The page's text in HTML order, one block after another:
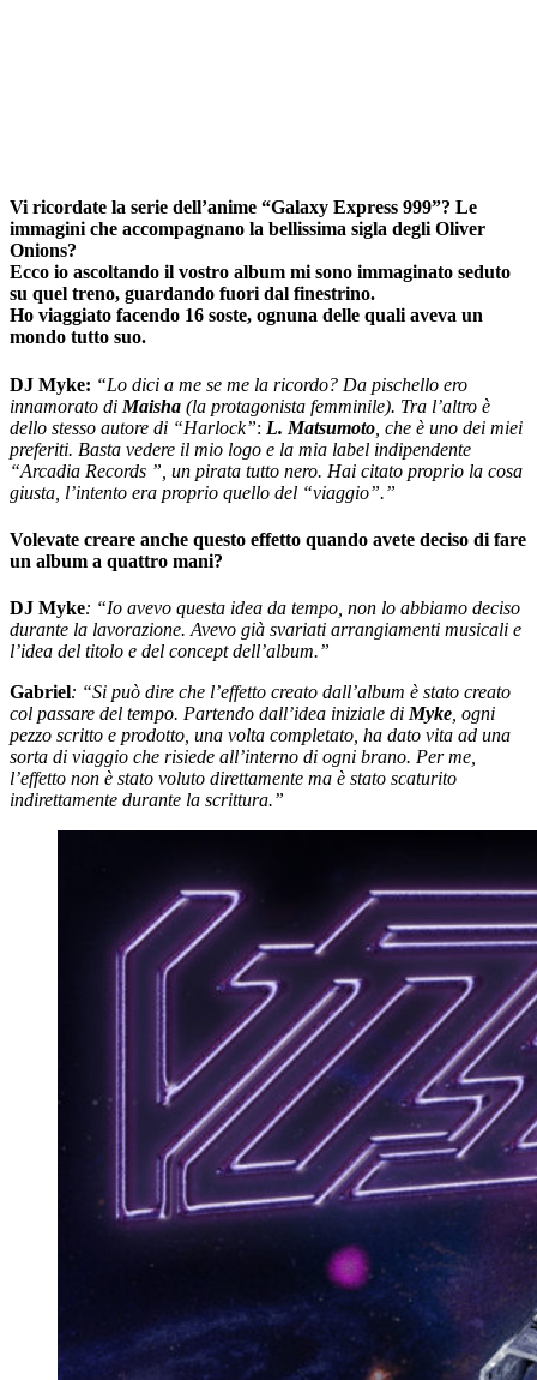
Vi ricordate la serie dell’anime “Galaxy Express 999”? Le
immagini che accompagnano la bellissima sigla degli Oliver
Onions?
Ecco io ascoltando il vostro album mi sono immaginato seduto
su quel treno, guardando fuori dal finestrino.
Ho viaggiato facendo 16 soste, ognuna delle quali aveva un
mondo tutto suo.
DJ Myke: “Lo dici a me se me la ricordo? Da pischello ero
innamorato di Maisha (la protagonista femminile). Tra l’altro è
dello stesso autore di “Harlock”: L. Matsumoto , che è uno dei miei
preferiti. Basta vedere il mio logo e la mia label indipendente
“Arcadia Records ”, un pirata tutto nero. Hai citato proprio la cosa
giusta, l’intento era proprio quello del “viaggio”.”
Volevate creare anche questo effetto quando avete deciso di fare
un album a quattro mani?
DJ Myke: “Io avevo questa idea da tempo, non lo abbiamo deciso
durante la lavorazione. Avevo già svariati arrangiamenti musicali e
l’idea del titolo e del concept dell’album.”
Gabriel: “Si può dire che l’effetto creato dall’album è stato creato
col passare del tempo. Partendo dall’idea iniziale di Myke , ogni
pezzo scritto e prodotto, una volta completato, ha dato vita ad una
sorta di viaggio che risiede all’interno di ogni brano. Per me,
l’effetto non è stato voluto direttamente ma è stato scaturito
indirettamente durante la scrittura.”